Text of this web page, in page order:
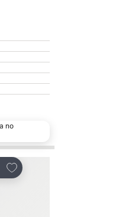
no
Adicionar aos favoritos